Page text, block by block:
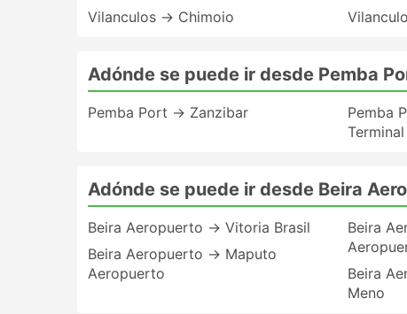
Vilanculos → Chimoio
Adónde se puede ir desde Pemba
Pemba Port → Zanzibar
Pemba
Terminal
Adónde se puede ir desde Beira
Beira Aeropuerto → Vitoria Brasil
Beira Aeropuerto → Maputo
Aeropuerto
Beira
Beira
Meno